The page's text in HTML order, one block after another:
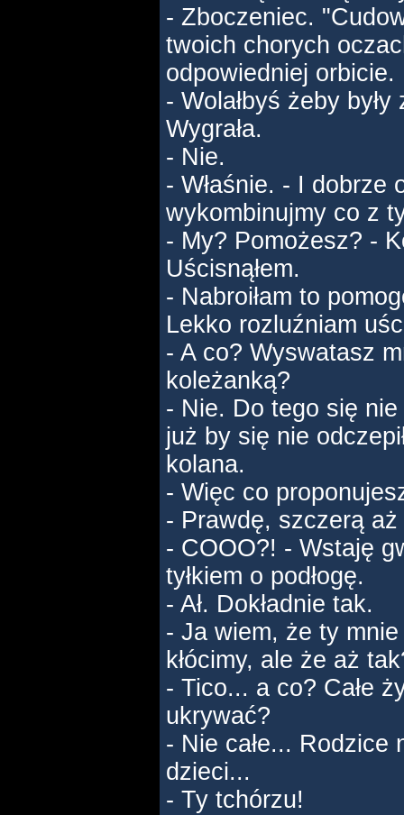
- Zboczeniec.
twoich chorych
odpowiedniej orbicie.
- Wolałbyś żeby
Wygrała.
- Nie.
- Właśnie. - I dobrze
wykombinujmy co z
- My? Pomożesz? -
Uścisnąłem.
- Nabroiłam to
Lekko rozluźniam
- A co? Wyswatasz
koleżanką?
- Nie. Do tego się
już by się nie
kolana.
- Więc co
- Prawdę, szczerą
- COOO?! - Wstaję
tyłkiem o podłogę.
- Ał. Dokładnie tak.
- Ja wiem, że ty
kłócimy, ale że aż
- Tico... a co? Całe
ukrywać?
- Nie całe... Rodzice
dzieci...
- Ty tchórzu!